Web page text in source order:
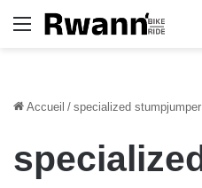
Menu
Accueil / specialized stumpjumper
specialized